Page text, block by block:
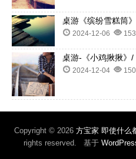
桌游《缤纷雪糕筒》
2024-12-06
桌游-《小鸡揪揪》
2024-12-04
Copyright © 2026 方宝家 即使什么
rights reserved. 基于